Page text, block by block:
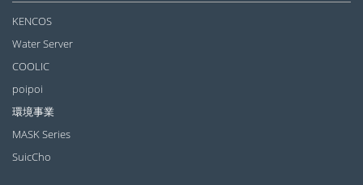
KENCOS
Water Server
COOLIC
poipoi
環境事業
MASK Series
SuicCho